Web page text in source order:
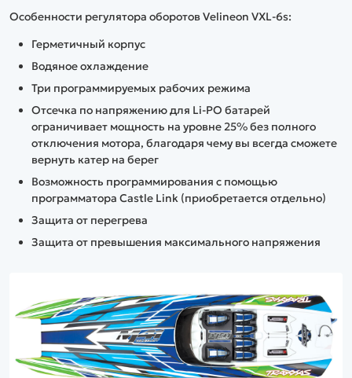
Особенности регулятора оборотов Velineon VXL-6s:
Герметичный корпус
Водяное охлаждение
Три программируемых рабочих режима
Отсечка по напряжению для Li-PO батарей
ограничивает мощность на уровне 25% без полного
отключения мотора, благодаря чему вы всегда сможете
вернуть катер на берег
Возможность программирования с помощью
программатора Castle Link (приобретается отдельно)
Защита от перегрева
Защита от превышения максимального напряжения